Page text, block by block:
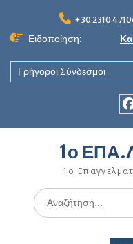
content
+30 2310
Ειδοποίηση:
Γρήγοροι Σύνδεσμοι
1ο
1ο
Search
for: